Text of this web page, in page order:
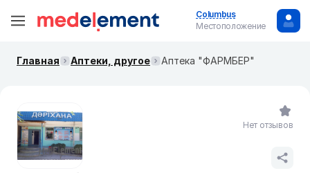
Columbus
Местоположение
Главная Аптеки, другое Аптека "ФАРМБЕР"
Нет отзывов